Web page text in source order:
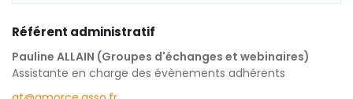
Référent administratif
Pauline ALLAIN (Groupes d'échanges et webinaires)
Assistante en charge des évènements adhérents